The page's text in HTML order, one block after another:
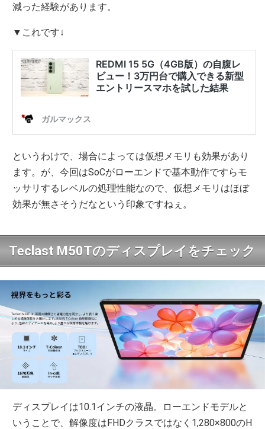
減った経験があります。
▼これです↓
というわけで、場合によっては仮想メモリも効果があり
ます。が、今回はSoCがローエンドで基本動作ですらモ
ッサリするレベルの処理性能なので、仮想メモリはほぼ
効果が無さそうだなという印象ですねぇ。
Teclast M50Tのディスプレイをチェック
ディスプレイは10.1インチの液晶。ローエンドモデルと
いうことで、解像度はFHDクラスではなく1,280×800のH